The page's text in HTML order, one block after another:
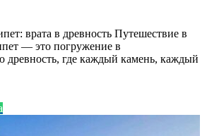
врата в древность Путешествие в
— это погружение в
древность, где каждый камень, каждый